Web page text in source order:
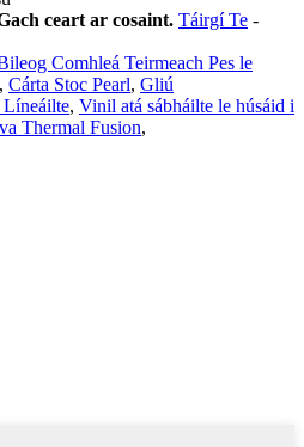
ceart ar cosaint. Táirgí Te -
Comhleá Teirmeach Pes le
, Cárta Stoc Pearl, Gliú
Líneáilte, Vinil atá sábháilte le húsáid i
Thermal Fusion,